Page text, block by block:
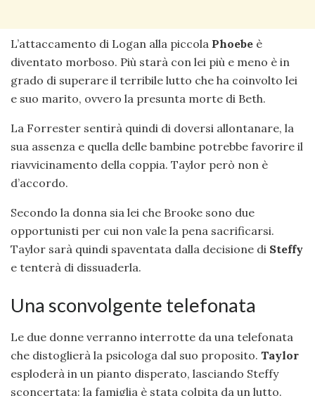
L’attaccamento di Logan alla piccola Phoebe è
diventato morboso. Più starà con lei più e meno è in
grado di superare il terribile lutto che ha coinvolto lei
e suo marito, ovvero la presunta morte di Beth.
La Forrester sentirà quindi di doversi allontanare, la
sua assenza e quella delle bambine potrebbe favorire il
riavvicinamento della coppia. Taylor però non è
d’accordo.
Secondo la donna sia lei che Brooke sono due
opportunisti per cui non vale la pena sacrificarsi.
Taylor sarà quindi spaventata dalla decisione di Steffy
e tenterà di dissuaderla.
Una sconvolgente telefonata
Le due donne verranno interrotte da una telefonata
che distoglierà la psicologa dal suo proposito. Taylor
esploderà in un pianto disperato, lasciando Steffy
sconcertata: la famiglia è stata colpita da un lutto.